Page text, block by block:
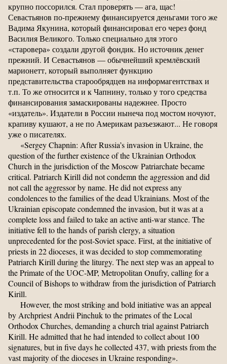
крупно поссорился. Стал проверять — ага, щас!
Севастьянов по-прежнему финансируется деньгами того же
Вадима Якунина, который финансировал его через фонд
Василия Великого. Только специально для этого
«старовера» создали другой фондик. Но источник денег
прежний. И Севастьянов — обычнейший кремлёвский
марионетт, который выполняет функцию
представительства старообрядцев на информагентствах и
т.п. То же относится и к Чапнину, только у того средства
финансирования замаскированы надежнее. Просто
«издатель». Издатели в России нынеча под мостом ночуют,
крапиву кушают, а не по Америкам разъезжают... Не говоря
уже о писателях.
«Sergey Chapnin: After Russia’s invasion in Ukraine, the
question of the further existence of the Ukrainian Orthodox
Church in the jurisdiction of the Moscow Patriarchate became
critical. Patriarch Kirill did not condemn the aggression and did
not call the aggressor by name. He did not express any
condolences to the families of the dead Ukrainians. Most of the
Ukrainian episcopate condemned the invasion, but it was at a
complete loss and failed to take an active anti-war stance. The
initiative fell to the hands of parish clergy, a situation
unprecedented for the post-Soviet space. First, at the initiative of
priests in 22 dioceses, it was decided to stop commemorating
Patriarch Kirill during the liturgy. The next step was an appeal to
the Primate of the UOC-MP, Metropolitan Onufry, calling for a
Council of Bishops to withdraw from the jurisdiction of Patriarch
Kirill.
However, the most striking and bold initiative was an appeal
by Archpriest Andrii Pinchuk to the primates of the Local
Orthodox Churches, demanding a church trial against Patriarch
Kirill. He admitted that he had intended to collect about 100
signatures, but in five days he collected 437, with priests from the
vast majority of the dioceses in Ukraine responding».